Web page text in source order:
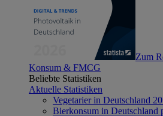
Zum
Konsum & FMCG
Beliebte Statistiken
Aktuelle Statistiken
Vegetarier in Deutschland
Bierkonsum in Deutschland